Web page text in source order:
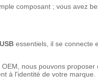
composant ; vous avez
USB essentiels, il se connecte
nous pouvons
à l'identité de votre marque.